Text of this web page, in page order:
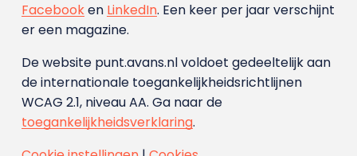
Facebooken LinkedIn. Een keer per jaar verschijnt
er een magazine.
De website punt.avans.nl voldoet gedeeltelijk aan
de internationale toegankelijkheidsrichtlijnen
WCAG 2.1, niveau AA. Ga naar de
toegankelijkheidsverklaring.